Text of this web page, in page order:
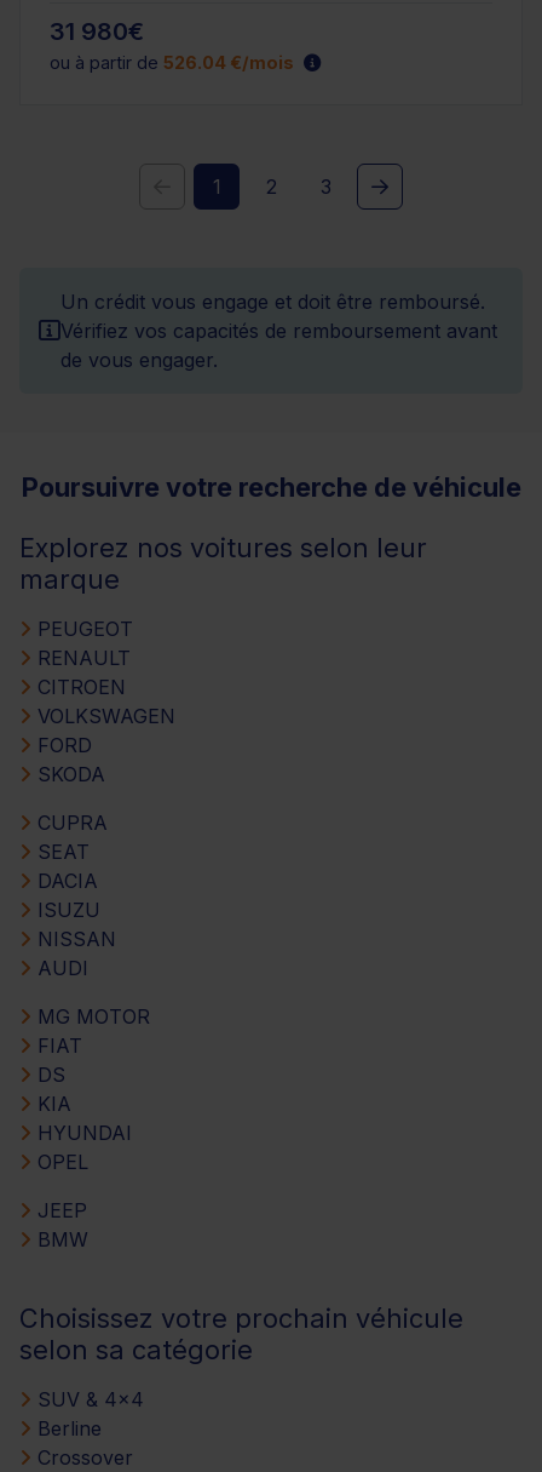
31 980€
ou à partir de 526.04 €/mois
1 2 3
Un crédit vous engage et doit être remboursé.
Vérifiez vos capacités de remboursement avant
de vous engager.
Poursuivre votre recherche de véhicule
Explorez nos voitures selon leur
marque
PEUGEOT
RENAULT
CITROEN
VOLKSWAGEN
FORD
SKODA
CUPRA
SEAT
DACIA
ISUZU
NISSAN
AUDI
MG MOTOR
FIAT
DS
KIA
HYUNDAI
OPEL
JEEP
BMW
Choisissez votre prochain véhicule
selon sa catégorie
SUV & 4x4
Berline
Crossover